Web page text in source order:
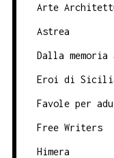
Arte
Astrea
Dalla
Eroi di
Favole per
Free Writers
Himera